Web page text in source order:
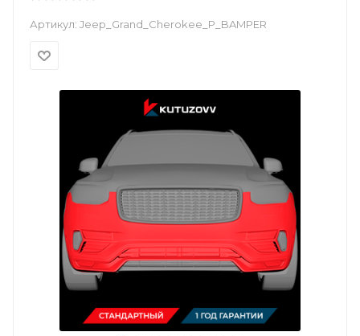
Артикул: Jeep_Grand_Cherokee_P_BAMPER